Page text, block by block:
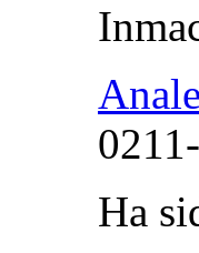
Ha